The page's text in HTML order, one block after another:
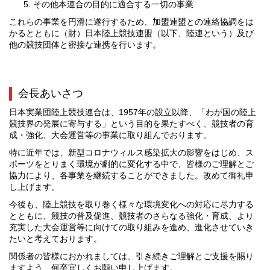
その他本連合の目的に適合する一切の事業
これらの事業を円滑に遂行するため、加盟連盟との連絡協調をは
かるとともに（財）日本陸上競技連盟（以下、陸連という）及び
他の競技団体と密接な連携を行います。
会長あいさつ
日本実業団陸上競技連合は、1957年の設立以降、「わが国の陸上
競技界の発展に寄与する」という目的を果たすべく、競技者の育
成・強化、大会運営等の事業に取り組んでおります。
特に近年では、新型コロナウィルス感染拡大の影響をはじめ、ス
ポーツをとりまく環境が劇的に変化する中で、皆様のご理解とご
協力により、各事業を継続することができました。改めて御礼申
し上げます。
今後も、陸上競技を取り巻く様々な環境変化への対応に尽力する
とともに、競技の普及促進、競技者のさらなる強化・育成、より
充実した大会運営等に向けての取り組みを進め、進化させていき
たいと考えております。
関係者の皆様におかれましては、引き続きご理解とご支援を賜り
ますよう、何卒宜しくお願い申し上げます。